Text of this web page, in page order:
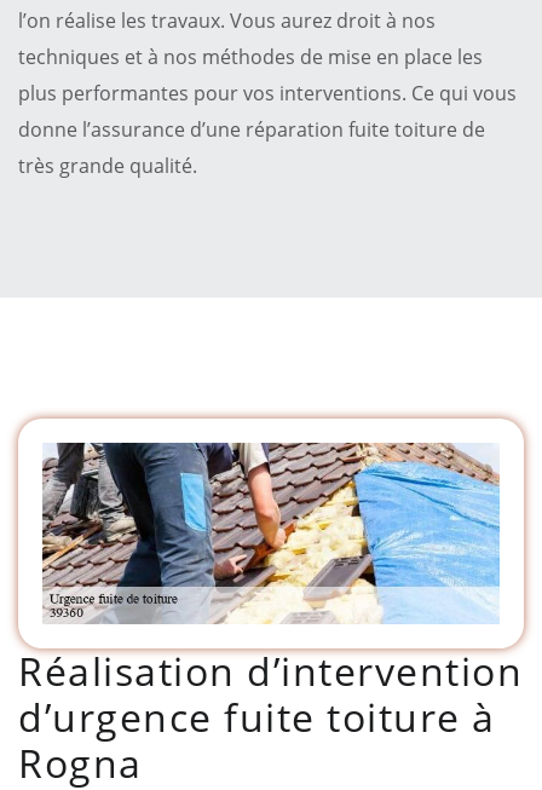
l’on réalise les travaux. Vous aurez droit à nos
techniques et à nos méthodes de mise en place les
plus performantes pour vos interventions. Ce qui vous
donne l’assurance d’une réparation fuite toiture de
très grande qualité.
Réalisation d’intervention
d’urgence fuite toiture à
Rogna